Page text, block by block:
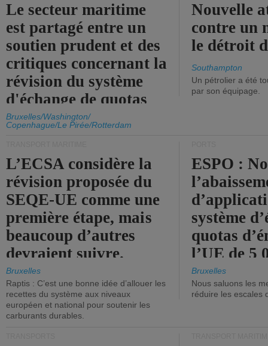
Le secteur maritime
est partagé entre un
soutien prudent et des
critiques concernant la
révision du système
d'échange de quotas
d'émission de l'UE.
Bruxelles/Washington/
Copenhague/Le Pirée/Rotterdam
Nouvelle
contre un
le détroit
Southampton
Un pétrolier a été
par son équipage.
L’ECSA considère la
révision proposée du
SEQE-UE comme une
première étape, mais
beaucoup d’autres
devraient suivre.
Bruxelles
Raptis : C’est une bonne idée d’allouer les
recettes du système aux niveaux
européen et national pour soutenir les
carburants durables.
ESPO :
système
quotas
l’UE de 5
tonneaux
brute.
Bruxelles
Nous saluons les
réduire les escales